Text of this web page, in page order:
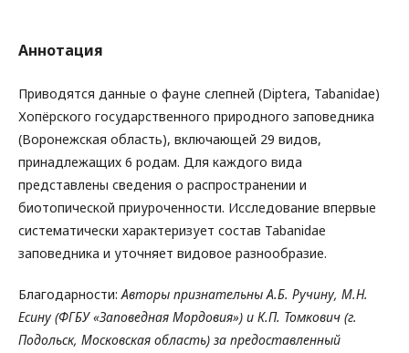
Аннотация
Приводятся данные о фауне слепней (Diptera, Tabanidae)
Хопёрского государственного природного заповедника
(Воронежская область), включающей 29 видов,
принадлежащих 6 родам. Для каждого вида
представлены сведения о распространении и
биотопической приуроченности. Исследование впервые
систематически характеризует состав Tabanidae
заповедника и уточняет видовое разнообразие.
Благодарности:Авторы признательны А.Б. Ручину, М.Н.
Есину (ФГБУ «Заповедная Мордовия») и К.П. Томкович (г.
Подольск, Московская область) за предоставленный